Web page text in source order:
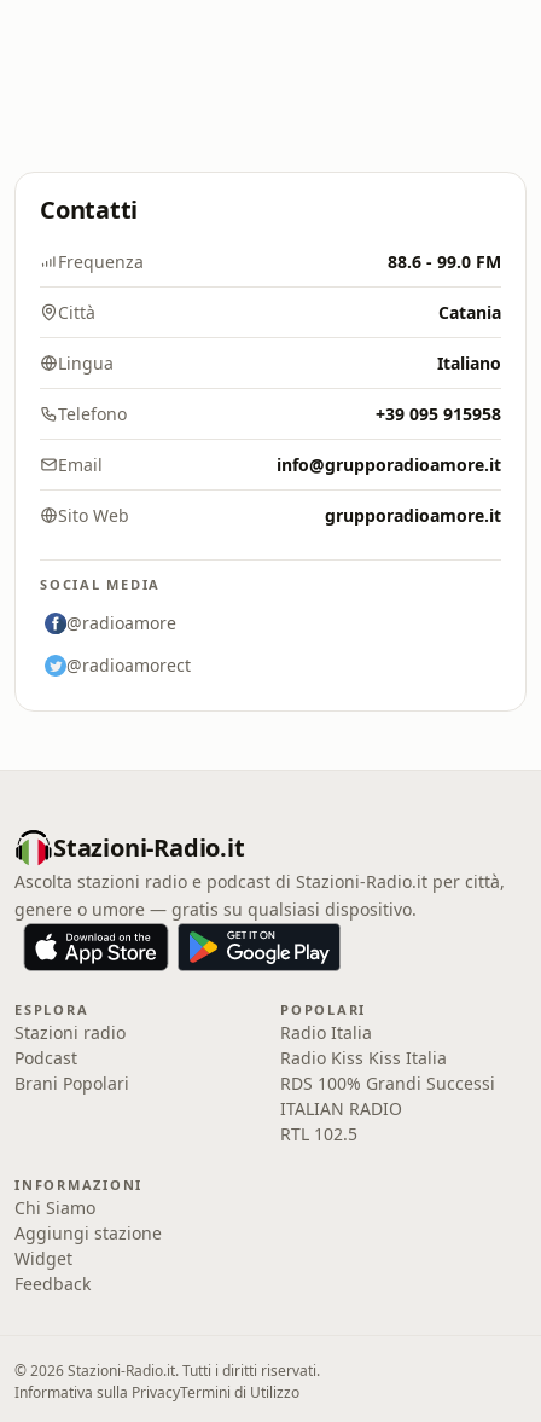
Contatti
Frequenza 88.6 - 99.0 FM
Città Catania
Lingua Italiano
Telefono +39 095 915958
Email info@grupporadioamore.it
Sito Web grupporadioamore.it
SOCIAL MEDIA
@radioamore
@radioamorect
Stazioni-Radio.it
Ascolta stazioni radio e podcast di Stazioni-Radio.it per città,
genere o umore — gratis su qualsiasi dispositivo.
ESPLORA
Stazioni radio
Podcast
Brani Popolari
POPOLARI
Radio Italia
Radio Kiss Kiss Italia
RDS 100% Grandi Successi
ITALIAN RADIO
RTL 102.5
INFORMAZIONI
Chi Siamo
Aggiungi stazione
Widget
Feedback
© 2026 Stazioni-Radio.it. Tutti i diritti riservati.
Informativa sulla PrivacyTermini di Utilizzo